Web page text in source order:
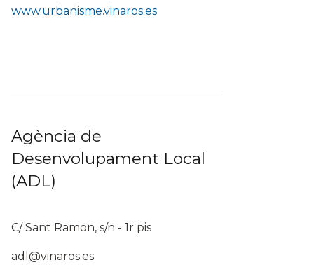
www.urbanisme.vinaros.es
Agència de
Desenvolupament Local
(ADL)
C/ Sant Ramon, s/n - 1r pis
adl@vinaros.es